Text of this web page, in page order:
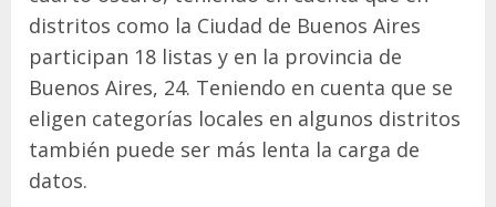
distritos como la Ciudad de Buenos Aires
participan 18 listas y en la provincia de
Buenos Aires, 24. Teniendo en cuenta que se
eligen categorías locales en algunos distritos
también puede ser más lenta la carga de
datos.